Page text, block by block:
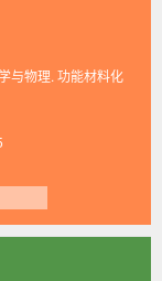
与物理. 功能材料化